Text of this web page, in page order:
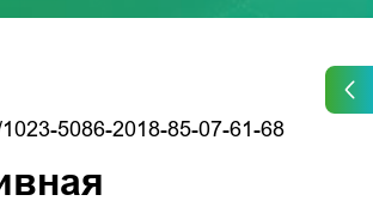
5086-2018-85-07-61-68